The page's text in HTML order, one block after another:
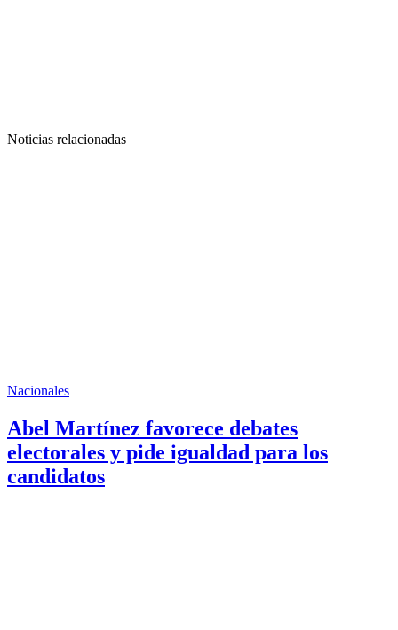
Noticias relacionadas
Nacionales
Abel Martínez favorece debates
electorales y pide igualdad para los
candidatos